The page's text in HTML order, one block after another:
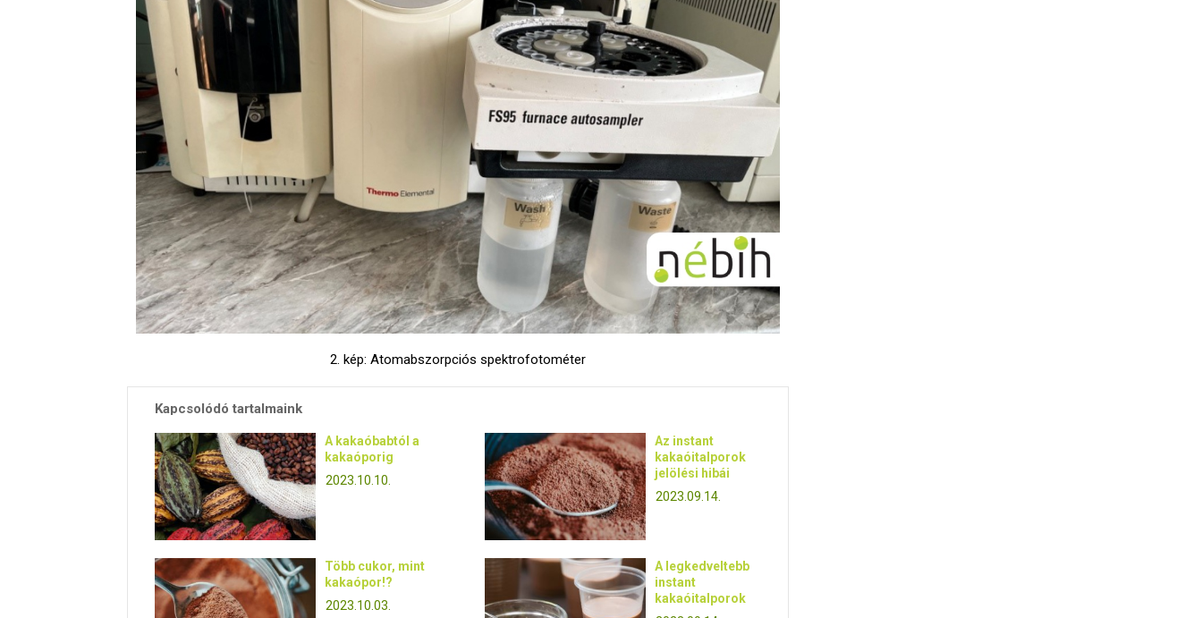
2. kép: Atomabszorpciós spektrofotométer
Kapcsolódó tartalmaink
A kakaóbabtól a
kakaóporig
2023.10.10.
Több cukor, mint
kakaópor!?
2023.10.03.
Az instant
kakaóitalporok
jelölési hibái
2023.09.14.
A legkedveltebb
instant
kakaóitalporok